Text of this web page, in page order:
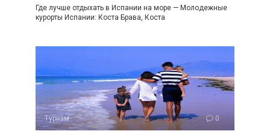
Где лучше отдыхать в Испании на море — Молодежные
курорты Испании: Коста Брава, Коста
Туризм 0